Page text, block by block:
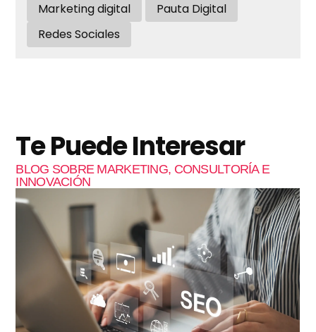
Marketing digital
Pauta Digital
Redes Sociales
Te Puede Interesar
BLOG SOBRE MARKETING, CONSULTORÍA E
INNOVACIÓN